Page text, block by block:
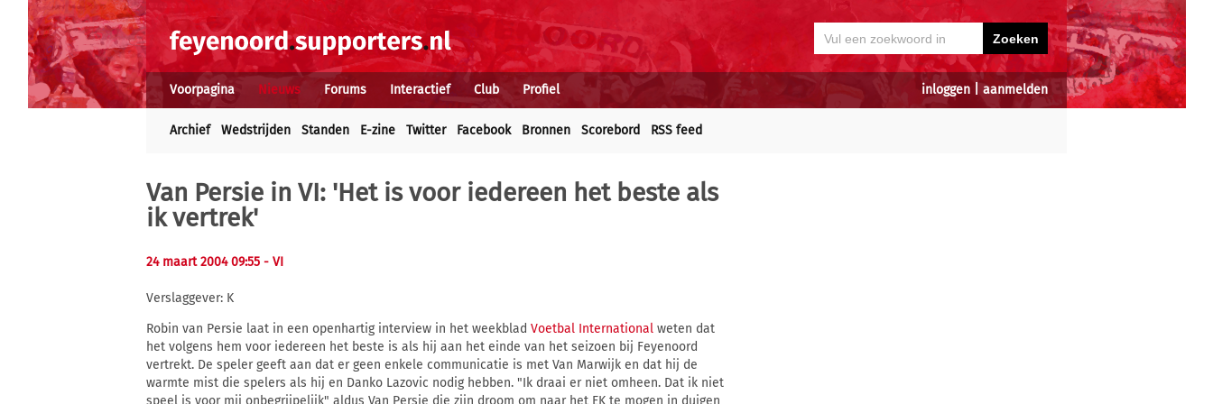
inloggen aanmelden
Voorpagina Nieuws Forums Interactief Club Profiel
Archief Wedstrijden Standen E-zine Twitter Facebook Bronnen Scorebord RSS feed
Van Persie in VI: 'Het is voor iedereen het beste als
ik vertrek'
24 maart 2004 09:55 - VI
Verslaggever: K
Robin van Persie laat in een openhartig interview in het weekblad Voetbal International weten dat
het volgens hem voor iedereen het beste is als hij aan het einde van het seizoen bij Feyenoord
vertrekt. De speler geeft aan dat er geen enkele communicatie is met Van Marwijk en dat hij de
warmte mist die spelers als hij en Danko Lazovic nodig hebben. "Ik draai er niet omheen. Dat ik niet